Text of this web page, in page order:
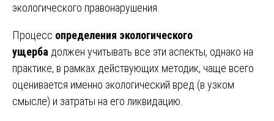
экологического правонарушения.
Процесс определения экологического
ущерба должен учитывать все эти аспекты, однако на
практике, в рамках действующих методик, чаще всего
оценивается именно экологический вред (в узком
смысле) и затраты на его ликвидацию.